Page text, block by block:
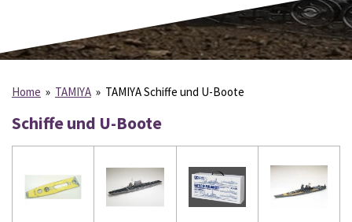
Home » TAMIYA » TAMIYA Schiffe und U-Boote
Schiffe und U-Boote